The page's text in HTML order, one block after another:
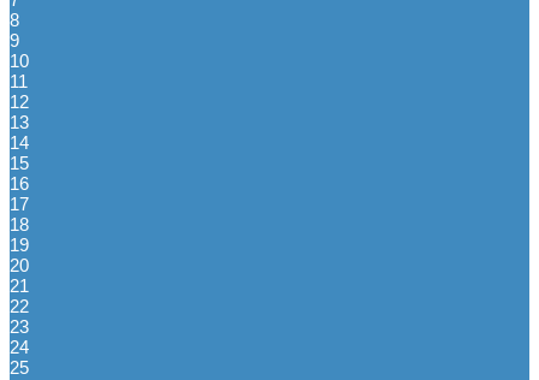
8
9
10
11
12
13
14
15
16
17
18
19
20
21
22
23
24
25